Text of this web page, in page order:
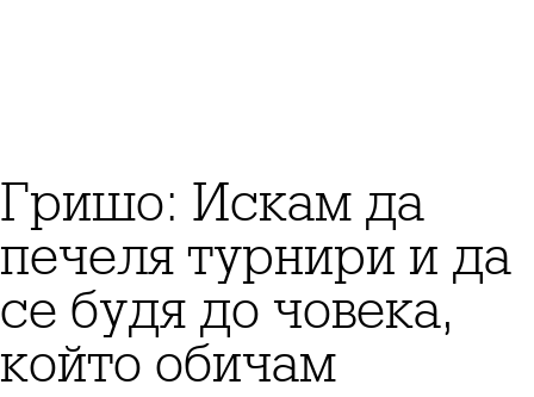
Гришо: Искам да
печеля турнири и да
се будя до човека,
който обичам